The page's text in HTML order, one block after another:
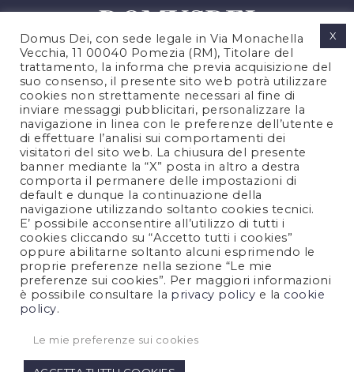
PRIVACY POLICY
COOKIES POLICY
LEGAL NOTES
CONTACTS
FOLLOW US
Copyright © 2021 All Rights Reserved.
Domus Dei, con sede legale in Via Monachella
Vecchia, 11 00040 Pomezia (RM), Titolare del
trattamento, la informa che previa acquisizione del
suo consenso, il presente sito web potrà utilizzare
cookies non strettamente necessari al fine di
inviare messaggi pubblicitari, personalizzare la
navigazione in linea con le preferenze dell’utente e
di effettuare l’analisi sui comportamenti dei
visitatori del sito web. La chiusura del presente
banner mediante la “X” posta in altro a destra
comporta il permanere delle impostazioni di
default e dunque la continuazione della
navigazione utilizzando soltanto cookies tecnici.
E’ possibile acconsentire all’utilizzo di tutti i
cookies cliccando su “Accetto tutti i cookies”
oppure abilitarne soltanto alcuni esprimendo le
proprie preferenze nella sezione “Le mie
preferenze sui cookies”. Per maggiori informazioni
è possibile consultare la privacy policy e la cookie
policy.
Le mie preferenze sui cookies
X